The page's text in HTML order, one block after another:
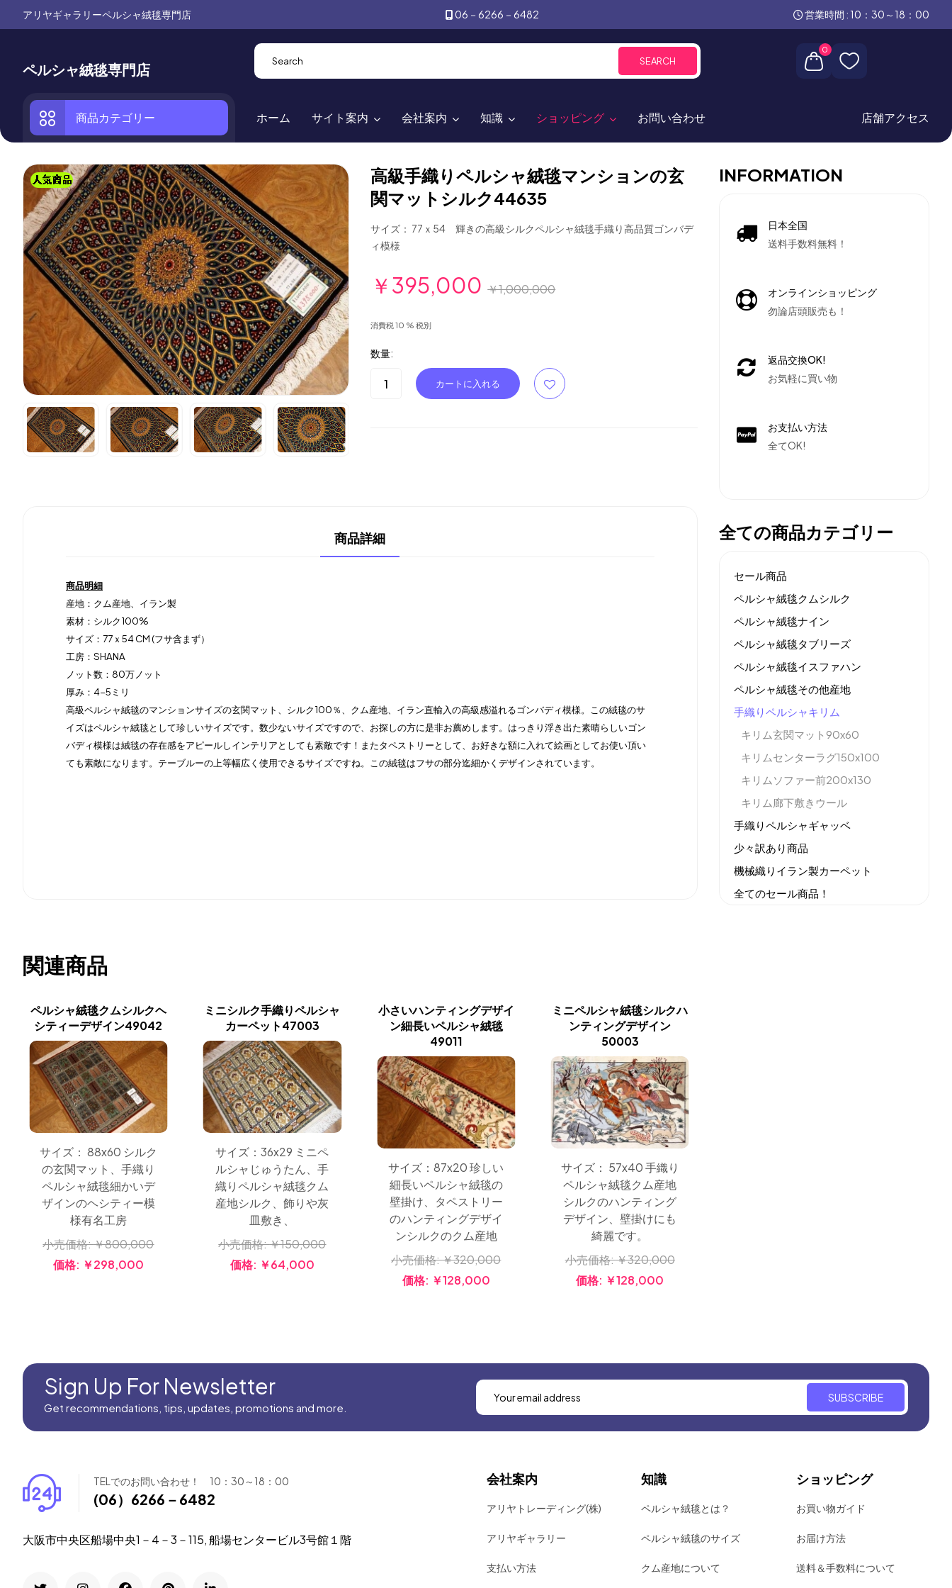
アリヤギャラリーペルシャ絨毯専門店 06－6266－6482 営業時間 : 10：30～18：00
ペルシャ絨毯専門店 SEARCH
0
商品カテゴリー ホーム サイト案内 会社案内 知識 ショッピング お問い合わせ 店舗アクセス
高級手織りペルシャ絨毯マンションの玄
関マットシルク44635
サイズ： 77ｘ54 輝きの高級シルクペルシャ絨毯手織り高品質ゴンバデ
ィ模様
￥395,000 ￥1,000,000
消費税 10 % 税別
数量:
商品詳細
商品明細
産地：クム産地、イラン製
素材：シルク100%
サイズ：77ｘ54 CM (フサ含まず）
工房：SHANA
ノット数：80万ノット
厚み：4-5ミリ
高級ペルシャ絨毯のマンションサイズの玄関マット、シルク100％、クム産地、イラン直輸入の高級感溢れるゴンバディ模様。この絨毯のサ
イズはペルシャ絨毯として珍しいサイズです。数少ないサイズですので、お探しの方に是非お薦めします。はっきり浮き出た素晴らしいゴン
バディ模様は絨毯の存在感をアピールしインテリアとしても素敵です！またタペストリーとして、お好きな額に入れて絵画としてお使い頂い
ても素敵になります。テーブルーの上等幅広く使用できるサイズですね。この絨毯はフサの部分迄細かくデザインされています。
関連商品
ペルシャ絨毯クムシルクヘ
シティーデザイン49042
サイズ： 88x60 シルク
の玄関マット、手織り
ペルシャ絨毯細かいデ
ザインのヘシティー模
様有名工房
小売価格:￥800,000
価格: ￥298,000
ミニシルク手織りペルシャ
カーペット47003
サイズ：36x29 ミニペ
ルシャじゅうたん、手
織りペルシャ絨毯クム
産地シルク、飾りや灰
皿敷き、
小売価格:￥150,000
価格: ￥64,000
小さいハンティングデザイ
ン細長いペルシャ絨毯
49011
サイズ：87x20 珍しい
細長いペルシャ絨毯の
壁掛け、タペストリー
のハンティングデザイ
ンシルクのクム産地
小売価格:￥320,000
価格: ￥128,000
ミニペルシャ絨毯シルクハ
ンティングデザイン
50003
サイズ： 57x40 手織り
ペルシャ絨毯クム産地
シルクのハンティング
デザイン、壁掛けにも
綺麗です。
小売価格:￥320,000
価格: ￥128,000
INFORMATION
日本全国
送料手数料無料！
オンラインショッピング
勿論店頭販売も！
返品交換OK!
お気軽に買い物
お支払い方法
全てOK!
全ての商品カテゴリー
セール商品
ペルシャ絨毯クムシルク
ペルシャ絨毯ナイン
ペルシャ絨毯タブリーズ
ペルシャ絨毯イスファハン
ペルシャ絨毯その他産地
手織りペルシャキリム
キリム玄関マット90x60
キリムセンターラグ150x100
キリムソファー前200x130
キリム廊下敷きウール
手織りペルシャギャッベ
少々訳あり商品
機械織りイラン製カーペット
全てのセール商品！
Sign Up For Newsletter
Get recommendations, tips, updates, promotions and more.
SUBSCRIBE
TELでのお問い合わせ！ 10：30～18：00
(06）6266－6482
大阪市中央区船場中央1－4－3－115, 船場センタービル3号館１階
会社案内
アリヤトレーディング(株)
アリヤギャラリー
支払い方法
知識
ペルシャ絨毯とは？
ペルシャ絨毯のサイズ
クム産地について
ショッピング
お買い物ガイド
お届け方法
送料＆手数料について